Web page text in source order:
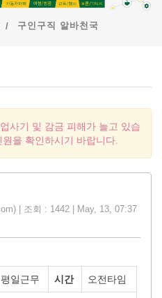
구인구직 알바천국
사기 및 감금 피해가 늘고 있습
을 확인하시기 바랍니다.
| 조회 : 1442 | May, 13, 07:37
평일근무 시간 오전타임